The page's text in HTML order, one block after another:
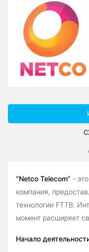
“Netco Telecom” - это
компания,
технологии FTTB.
момент расширяет
Начало